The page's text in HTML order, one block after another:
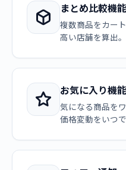
まとめ比較機能
複数商品をカー
高い店舗を算出。
お気に入り機能
気になる商品を
価格変動をいつ